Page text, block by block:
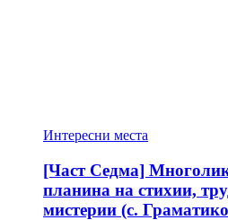
Интересни места
[Част Седма]
планина на стихии,
мистерии (с.